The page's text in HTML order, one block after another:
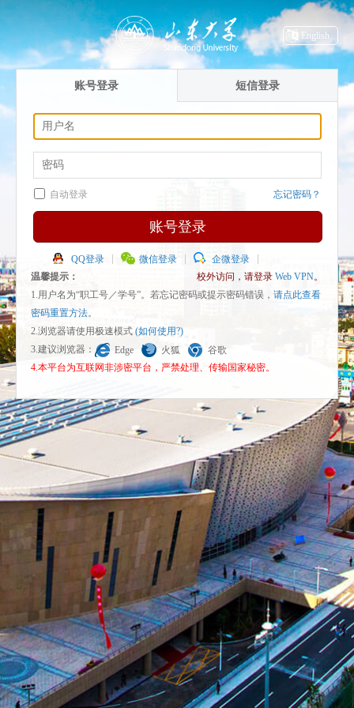
English
账号登录 短信登录
自动登录 忘记密码？
账号登录
QQ登录 微信登录
企微登录
温馨提示：
校外访问，请登录 Web VPN。
1.用户名为“职工号／学号”。若忘记密码或提示密码错误， 请点此查看
密码重置方法。
2.浏览器请使用极速模式 (如何使用?)
3.建议浏览器：
Edge 火狐
谷歌
4.本平台为互联网非涉密平台，严禁处理、传输国家秘密。